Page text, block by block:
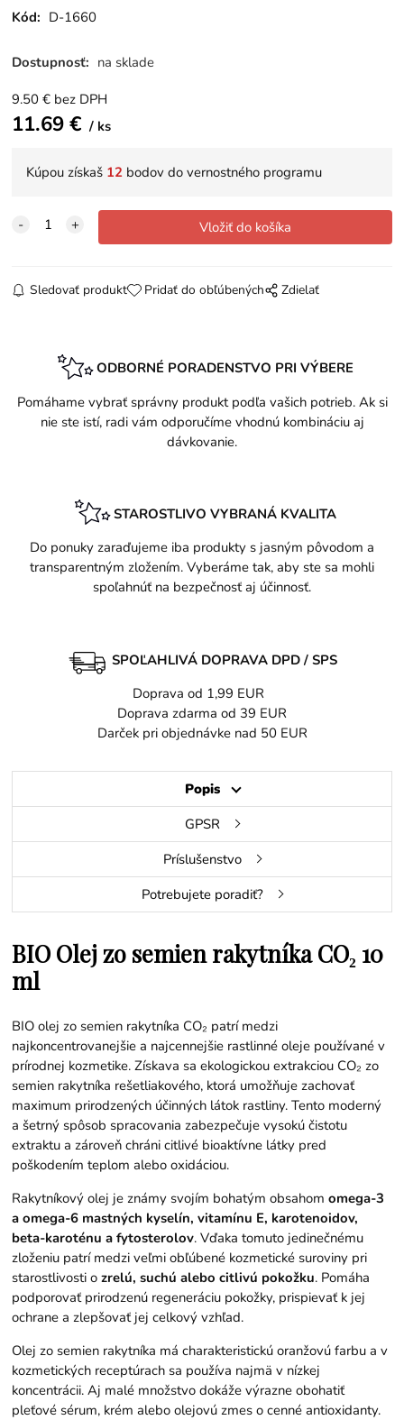
Kód: D-1660
Dostupnosť: na sklade
9.50 € bez DPH
11.69€ ks
Kúpou získaš 12 bodov do vernostného programu
Sledovať produkt Pridať do obľúbených Zdielať
ODBORNÉ PORADENSTVO PRI VÝBERE
Pomáhame vybrať správny produkt podľa vašich potrieb. Ak si
nie ste istí, radi vám odporučíme vhodnú kombináciu aj
dávkovanie.
STAROSTLIVO VYBRANÁ KVALITA
Do ponuky zaraďujeme iba produkty s jasným pôvodom a
transparentným zložením. Vyberáme tak, aby ste sa mohli
spoľahnúť na bezpečnosť aj účinnosť.
SPOĽAHLIVÁ DOPRAVA DPD / SPS
Doprava od 1,99 EUR
Doprava zdarma od 39 EUR
Darček pri objednávke nad 50 EUR
Popis
GPSR
Príslušenstvo
Potrebujete poradiť?
BIO Olej zo semien rakytníka CO₂ 10
ml
BIO olej zo semien rakytníka CO₂ patrí medzi
najkoncentrovanejšie a najcennejšie rastlinné oleje používané v
prírodnej kozmetike. Získava sa ekologickou extrakciou CO₂ zo
semien rakytníka rešetliakového, ktorá umožňuje zachovať
maximum prirodzených účinných látok rastliny. Tento moderný
a šetrný spôsob spracovania zabezpečuje vysokú čistotu
extraktu a zároveň chráni citlivé bioaktívne látky pred
poškodením teplom alebo oxidáciou.
Rakytníkový olej je známy svojím bohatým obsahomomega-3
a omega-6 mastných kyselín, vitamínu E, karotenoidov,
beta-karoténu a fytosterolov. Vďaka tomuto jedinečnému
zloženiu patrí medzi veľmi obľúbené kozmetické suroviny pri
starostlivosti ozrelú, suchú alebo citlivú pokožku. Pomáha
podporovať prirodzenú regeneráciu pokožky, prispievať k jej
ochrane a zlepšovať jej celkový vzhľad.
Olej zo semien rakytníka má charakteristickú oranžovú farbu a v
kozmetických receptúrach sa používa najmä v nízkej
koncentrácii. Aj malé množstvo dokáže výrazne obohatiť
pleťové sérum, krém alebo olejovú zmes o cenné antioxidanty.